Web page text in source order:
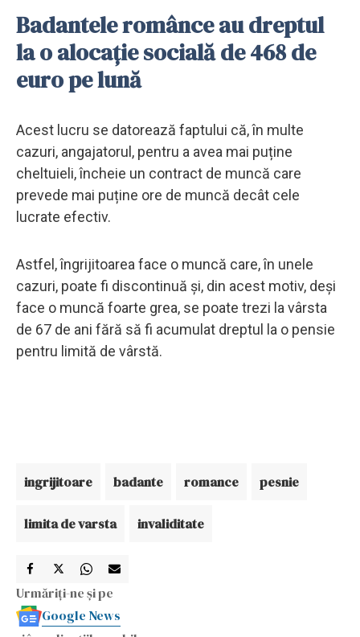
Badantele românce au dreptul
la o alocație socială de 468 de
euro pe lună
Acest lucru se datorează faptului că, în multe
cazuri, angajatorul, pentru a avea mai puține
cheltuieli, încheie un contract de muncă care
prevede mai puține ore de muncă decât cele
lucrate efectiv.
Astfel, îngrijitoarea face o muncă care, în unele
cazuri, poate fi discontinuă și, din acest motiv, deși
face o muncă foarte grea, se poate trezi la vârsta
de 67 de ani fără să fi acumulat dreptul la o pensie
pentru limită de vârstă.
ingrijitoare badante romance pesnie
limita de varsta invaliditate
Urmăriți-ne și pe
Google News